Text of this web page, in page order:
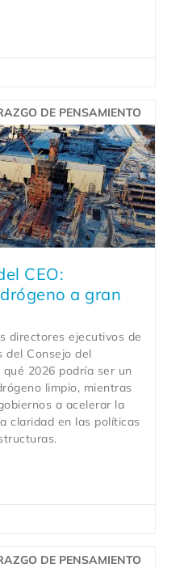
DE PENSAMIENTO
CEO:
a gran
directores ejecutivos de
del Consejo del
2026 podría ser un
limpio, mientras
a acelerar la
claridad en las políticas
DE PENSAMIENTO